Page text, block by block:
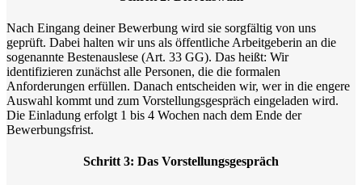
Nach Eingang deiner Bewerbung wird sie sorgfältig von uns
geprüft. Dabei halten wir uns als öffentliche Arbeitgeberin an die
sogenannte Bestenauslese (Art. 33 GG). Das heißt: Wir
identifizieren zunächst alle Personen, die die formalen
Anforderungen erfüllen. Danach entscheiden wir, wer in die engere
Auswahl kommt und zum Vorstellungsgespräch eingeladen wird.
Die Einladung erfolgt 1 bis 4 Wochen nach dem Ende der
Bewerbungsfrist.
Schritt 3: Das Vorstellungsgespräch